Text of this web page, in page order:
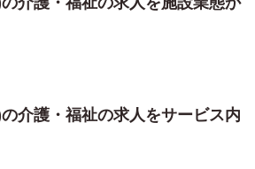
介護・福祉の求人をサービス内